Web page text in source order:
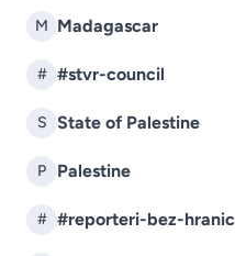
M Madagascar
# #stvr-council
S State of Palestine
P Palestine
# #reporteri-bez-hranic